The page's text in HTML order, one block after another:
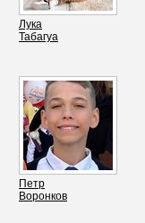
Лука
Табагуа
Петр
Воронков